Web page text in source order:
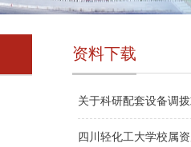
资料下载
关于科研配套设备调
四川轻化工大学校属